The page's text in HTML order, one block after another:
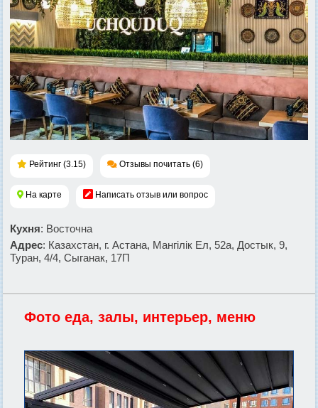
Рейтинг (3.15) Отзывы почитать (6)
На карте Написать отзыв или вопрос
Кухня: Восточна
Адрес: Казахстан, г. Астана, Мангiлiк Ел, 52а, Достык, 9,
Туран, 4/4, Сыганак, 17П
Фото еда, залы, интерьер, меню